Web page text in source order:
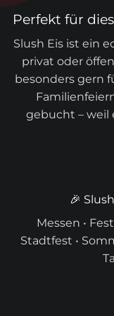
Perfekt für
Slush Eis ist ein
privat oder
besonders gern
gebucht – weil
🎉
Messen •
Stadtfest •